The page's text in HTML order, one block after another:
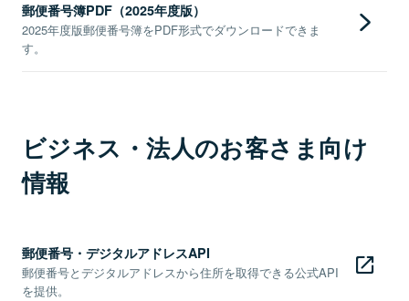
郵便番号簿PDF（2025年度版）
2025年度版郵便番号簿をPDF形式でダウンロードできま
す。
ビジネス・法人のお客さま向け
情報
郵便番号・デジタルアドレスAPI
郵便番号とデジタルアドレスから住所を取得できる公式API
を提供。